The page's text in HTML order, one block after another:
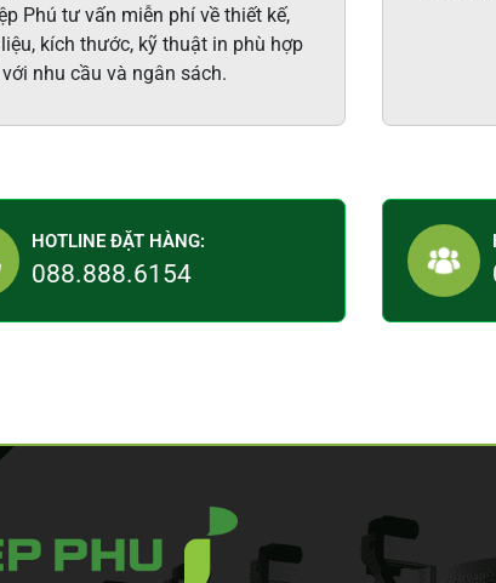
Phú tư vấn miễn phí về thiết kế,
kích thước, kỹ thuật in phù hợp
nhu cầu và ngân sách.
HOTLINE ĐẶT HÀNG:
088.888.6154